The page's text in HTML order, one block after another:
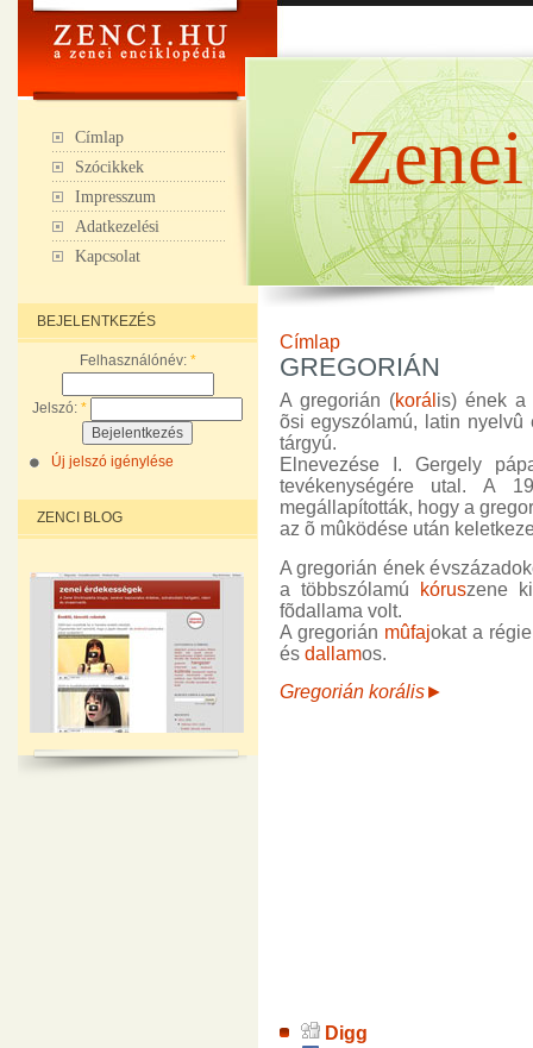
Címlap
Szócikkek
Impresszum
Adatkezelési
Kapcsolat
BEJELENTKEZÉS
Felhasználónév: *
Jelszó: *
Új jelszó igénylése
ZENCI BLOG
Címlap
GREGORIÁN
A gregorián (korál is) ének
õsi egyszólamú, latin
tárgyú.
Elnevezése I. Gergely
tevékenységére utal. A
megállapították, hogy a
az õ mûködése után
A gregorián ének
a többszólamú
kóruszene
fõdallama volt.
A gregorián mûfajokat a
és dallamos.
Gregorián korális►
Digg